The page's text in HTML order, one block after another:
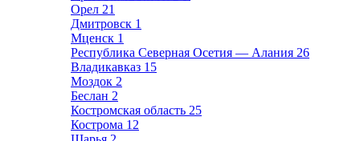
Орел 21
Дмитровск 1
Мценск 1
Республика Северная Осетия — Алания 26
Владикавказ 15
Моздок 2
Беслан 2
Костромская область 25
Кострома 12